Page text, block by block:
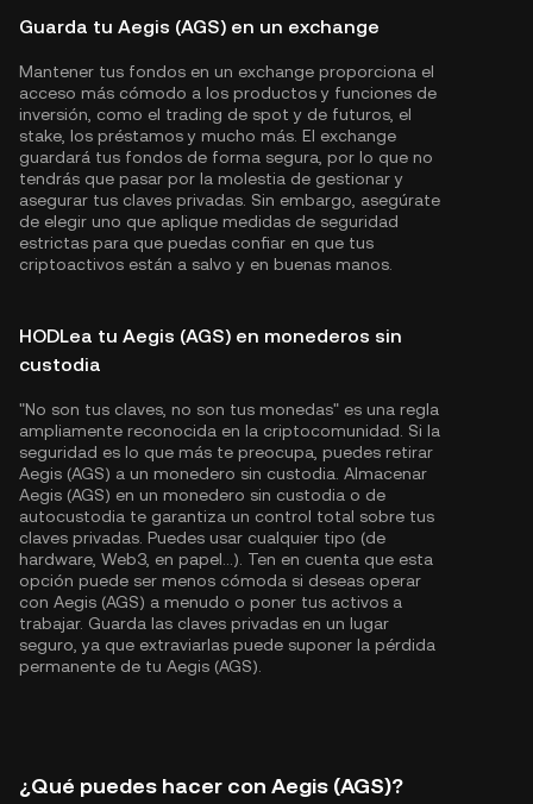
Guarda tu Aegis (AGS) en un exchange
Mantener tus fondos en un exchange proporciona el
acceso más cómodo a los productos y funciones de
inversión, como el trading de spot y de futuros, el
stake, los préstamos y mucho más. El exchange
guardará tus fondos de forma segura, por lo que no
tendrás que pasar por la molestia de gestionar y
asegurar tus claves privadas. Sin embargo, asegúrate
de elegir uno que aplique medidas de seguridad
estrictas para que puedas confiar en que tus
criptoactivos están a salvo y en buenas manos.
HODLea tu Aegis (AGS) en monederos sin
custodia
"No son tus claves, no son tus monedas" es una regla
ampliamente reconocida en la criptocomunidad. Si la
seguridad es lo que más te preocupa, puedes retirar
Aegis (AGS) a un monedero sin custodia. Almacenar
Aegis (AGS) en un monedero sin custodia o de
autocustodia te garantiza un control total sobre tus
claves privadas. Puedes usar cualquier tipo (de
hardware, Web3, en papel...). Ten en cuenta que esta
opción puede ser menos cómoda si deseas operar
con Aegis (AGS) a menudo o poner tus activos a
trabajar. Guarda las claves privadas en un lugar
seguro, ya que extraviarlas puede suponer la pérdida
permanente de tu Aegis (AGS).
¿Qué puedes hacer con Aegis (AGS)?